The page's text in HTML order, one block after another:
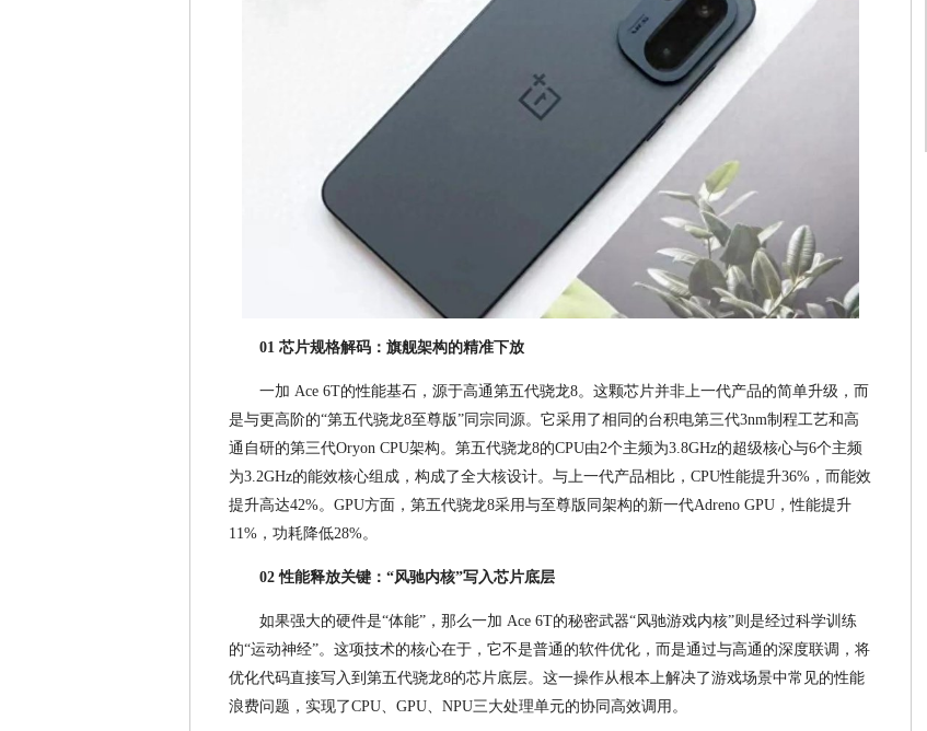
01 芯片规格解码：旗舰架构的精准下放
一加 Ace 6T的性能基石，源于高通第五代骁龙8。这颗芯片并非上一代产品的简单升级，而
是与更高阶的“第五代骁龙8至尊版”同宗同源。它采用了相同的台积电第三代3nm制程工艺和高
通自研的第三代Oryon CPU架构。第五代骁龙8的CPU由2个主频为3.8GHz的超级核心与6个主频
为3.2GHz的能效核心组成，构成了全大核设计。与上一代产品相比，CPU性能提升36%，而能效
提升高达42%。GPU方面，第五代骁龙8采用与至尊版同架构的新一代Adreno GPU，性能提升
11%，功耗降低28%。
02 性能释放关键：“风驰内核”写入芯片底层
如果强大的硬件是“体能”，那么一加 Ace 6T的秘密武器“风驰游戏内核”则是经过科学训练
的“运动神经”。这项技术的核心在于，它不是普通的软件优化，而是通过与高通的深度联调，将
优化代码直接写入到第五代骁龙8的芯片底层。这一操作从根本上解决了游戏场景中常见的性能
浪费问题，实现了CPU、GPU、NPU三大处理单元的协同高效调用。